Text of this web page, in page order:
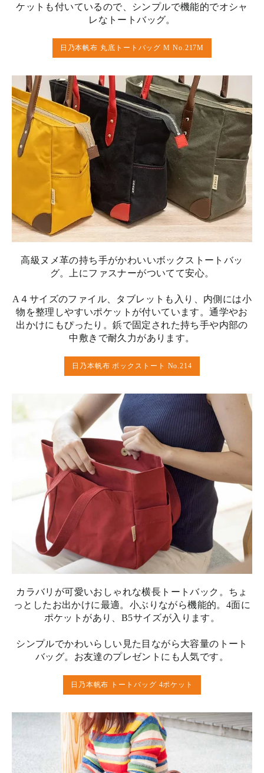
ケットも付いているので、シンプルで機能的でオシャ
レなトートバッグ。
日乃本帆布 丸底トートバッグ M No.217M
高級ヌメ革の持ち手がかわいいボックストートバッ
グ。上にファスナーがついてて安心。
A４サイズのファイル、タブレットも入り、内側には小
物を整理しやすいポケットが付いています。通学やお
出かけにもぴったり。鋲で固定された持ち手や内部の
中敷きで耐久力があります。
日乃本帆布 ボックストート No.214
カラバリが可愛いおしゃれな横長トートバック。ちょ
っとしたお出かけに最適。小ぶりながら機能的。4面に
ポケットがあり、B5サイズが入ります。
シンプルでかわいらしい見た目ながら大容量のトート
バッグ。お友達のプレゼントにも人気です。
日乃本帆布 トートバッグ 4ポケット